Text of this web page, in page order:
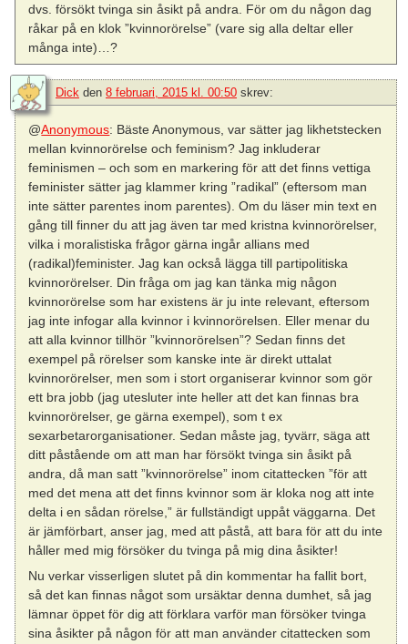
dvs. försökt tvinga sin åsikt på andra. För om du någon dag
råkar på en klok ”kvinnorörelse” (vare sig alla deltar eller
många inte)…?
Dick den 8 februari, 2015 kl. 00:50 skrev:
@Anonymous: Bäste Anonymous, var sätter jag likhetstecken
mellan kvinnorörelse och feminism? Jag inkluderar
feminismen – och som en markering för att det finns vettiga
feminister sätter jag klammer kring ”radikal” (eftersom man
inte sätter parentes inom parentes). Om du läser min text en
gång till finner du att jag även tar med kristna kvinnorörelser,
vilka i moralistiska frågor gärna ingår allians med
(radikal)feminister. Jag kan också lägga till partipolitiska
kvinnorörelser. Din fråga om jag kan tänka mig någon
kvinnorörelse som har existens är ju inte relevant, eftersom
jag inte infogar alla kvinnor i kvinnorörelsen. Eller menar du
att alla kvinnor tillhör ”kvinnorörelsen”? Sedan finns det
exempel på rörelser som kanske inte är direkt uttalat
kvinnorörelser, men som i stort organiserar kvinnor som gör
ett bra jobb (jag utesluter inte heller att det kan finnas bra
kvinnorörelser, ge gärna exempel), som t ex
sexarbetarorganisationer. Sedan måste jag, tyvärr, säga att
ditt påstående om att man har försökt tvinga sin åsikt på
andra, då man satt ”kvinnorörelse” inom citattecken ”för att
med det mena att det finns kvinnor som är kloka nog att inte
delta i en sådan rörelse,” är fullständigt uppåt väggarna. Det
är jämförbart, anser jag, med att påstå, att bara för att du inte
håller med mig försöker du tvinga på mig dina åsikter!
Nu verkar visserligen slutet på din kommentar ha fallit bort,
så det kan finnas något som ursäktar denna dumhet, så jag
lämnar öppet för dig att förklara varför man försöker tvinga
sina åsikter på någon för att man använder citattecken som